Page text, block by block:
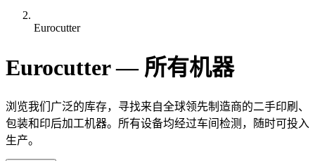
Eurocutter
Eurocutter — 所有机器
浏览我们广泛的库存，寻找来自全球领先制造商的二手印刷、
包装和印后加工机器。所有设备均经过车间检测，随时可投入
生产。